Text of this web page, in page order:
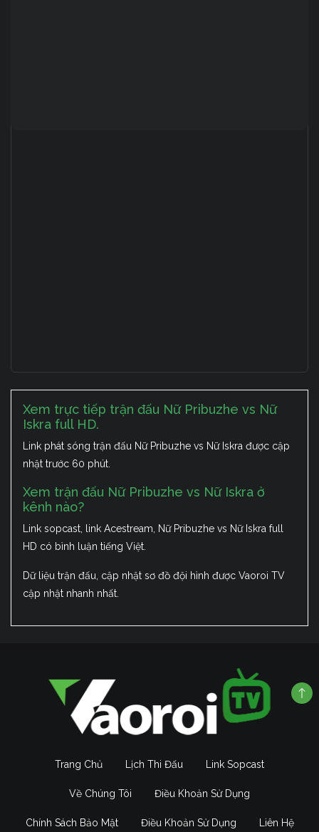
Xem trực tiếp trận đấu Nữ Pribuzhe vs Nữ
Iskra full HD.
Link phát sóng trận đấu Nữ Pribuzhe vs Nữ Iskra được cập
nhật trước 60 phút.
Xem trận đấu Nữ Pribuzhe vs Nữ Iskra ở
kênh nào?
Link sopcast, link Acestream, Nữ Pribuzhe vs Nữ Iskra full
HD có bình luận tiếng Việt.
Dữ liệu trận đấu, cập nhật sơ đồ đội hình được Vaoroi TV
cập nhật nhanh nhất.
Trang Chủ Lịch Thi Đấu Link Sopcast
Về Chúng Tôi Điều Khoản Sử Dụng
Chính Sách Bảo Mật Điều Khoản Sử Dụng Liên Hệ